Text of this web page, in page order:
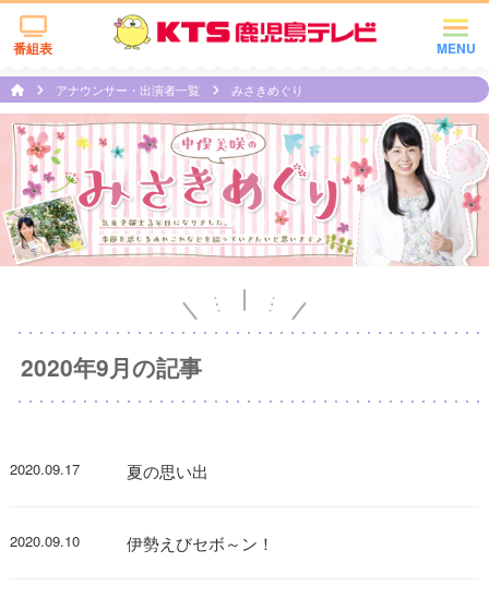
MENU
番組表
アナウンサー・出演者一覧 みさきめぐり
2020年9月の記事
2020.09.17 夏の思い出
2020.09.10 伊勢えびセボ～ン！